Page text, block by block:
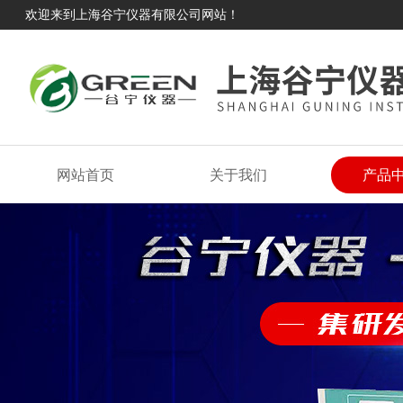
欢迎来到上海谷宁仪器有限公司网站！
网站首页 关于我们 产品